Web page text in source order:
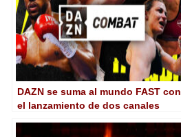
DAZN se suma al mundo FAST con
el lanzamiento de dos canales